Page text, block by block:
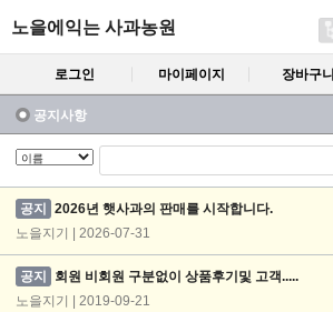
노을에익는 사과농원
로그인 마이페이지 장바구니
공지사항
공지 2026년 햇사과의 판매를 시작합니다.
노을지기 | 2026-07-31
공지
회원 비회원 구분없이 상품후기및 고객.....
노을지기 | 2019-09-21